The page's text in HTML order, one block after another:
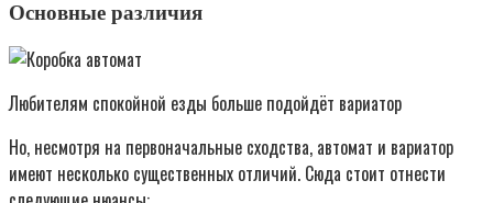
Основные различия
Любителям спокойной езды больше подойдёт вариатор
Но, несмотря на первоначальные сходства, автомат и вариатор
имеют несколько существенных отличий. Сюда стоит отнести